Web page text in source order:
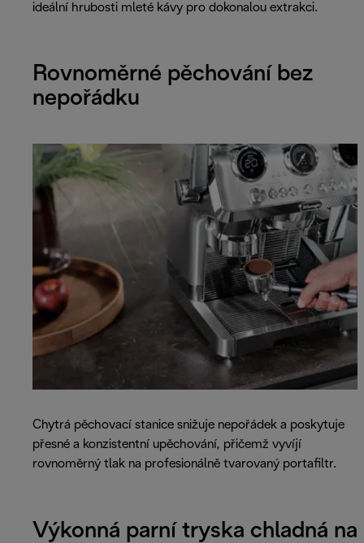
ideální hrubosti mleté kávy pro dokonalou extrakci.
Rovnoměrné pěchování bez
nepořádku
Chytrá pěchovací stanice snižuje nepořádek a poskytuje
přesné a konzistentní upěchování, přičemž vyvíjí
rovnoměrný tlak na profesionálně tvarovaný portafiltr.
Výkonná parní tryska chladná na